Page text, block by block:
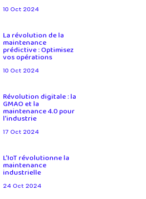
10 Oct 2024
La révolution de la
maintenance
prédictive : Optimisez
vos opérations
10 Oct 2024
Révolution digitale : la
GMAO et la
maintenance 4.0 pour
l’industrie
17 Oct 2024
L’IoT révolutionne la
maintenance
industrielle
24 Oct 2024